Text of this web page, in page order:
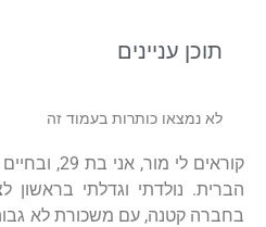
תוכן עניינים
לא נמצאו כותרות בעמוד זה
קוראים לי
הברית. נולדתי וגדלתי בראשון
בחברה קטנה, עם משכורת לא